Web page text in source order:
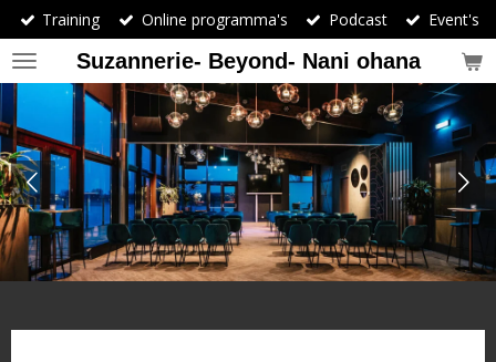
Ga
direct
naar
de
hoofdinhoud
Suzannerie- Beyond- Nani ohana
Training Online programma's Podcast Event's